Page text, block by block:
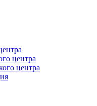
центра
центра